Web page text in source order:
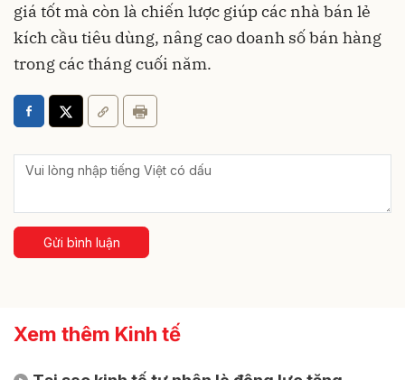
giá tốt mà còn là chiến lược giúp các nhà bán lẻ
kích cầu tiêu dùng, nâng cao doanh số bán hàng
trong các tháng cuối năm.
Gửi bình luận
Xem thêm Kinh tế